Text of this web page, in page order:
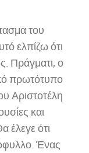
του
ελπίζω ότι
Πράγματι, ο
πρωτότυπο
Αριστοτέλη
και
έλεγε ότι
Ένας